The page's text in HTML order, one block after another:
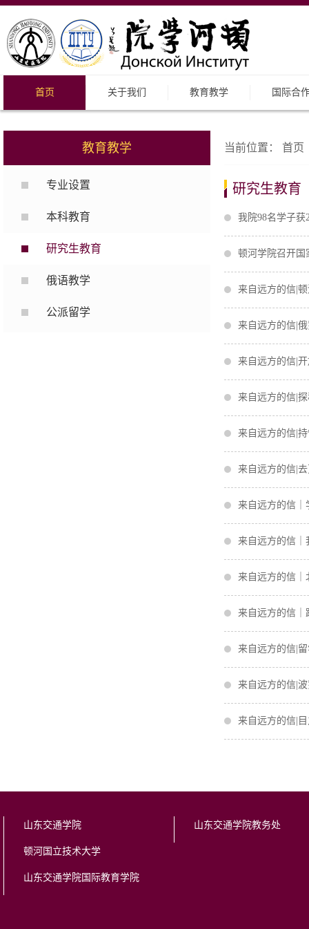
首页 关于我们 教育教学 国际合
教育教学
专业设置
本科教育
研究生教育
俄语教学
公派留学
当前位置： 首页
研究生教育
我院98名学子获
顿河学院召开国
来自远方的信|
来自远方的信|
来自远方的信|
来自远方的信|
来自远方的信|
来自远方的信|
来自远方的信｜
来自远方的信｜
来自远方的信｜
来自远方的信｜
来自远方的信|
来自远方的信|
来自远方的信|
山东交通学院
顿河国立技术大学
山东交通学院国际教育学院
山东交通学院教务处